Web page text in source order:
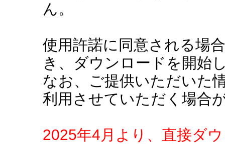
ん。
使用許諾に同意される場
き、ダウンロードを開始
なお、ご提供いただいた
利用させていただく場合
2025年4月より、直接ダ